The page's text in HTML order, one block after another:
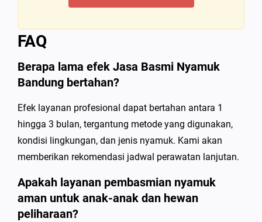
FAQ
Berapa lama efek Jasa Basmi Nyamuk
Bandung bertahan?
Efek layanan profesional dapat bertahan antara 1
hingga 3 bulan, tergantung metode yang digunakan,
kondisi lingkungan, dan jenis nyamuk. Kami akan
memberikan rekomendasi jadwal perawatan lanjutan.
Apakah layanan pembasmian nyamuk
aman untuk anak-anak dan hewan
peliharaan?